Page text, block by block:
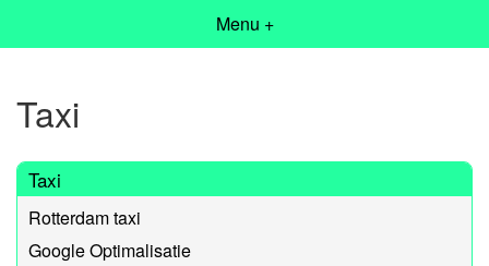
Menu +
Taxi
Taxi
Rotterdam taxi
Google Optimalisatie